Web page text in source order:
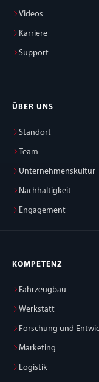
Videos
Karriere
Support
ÜBER UNS
Standort
Team
Unternehmenskultur
Nachhaltigkeit
Engagement
KOMPETENZ
Fahrzeugbau
Werkstatt
Forschung und
Marketing
Logistik